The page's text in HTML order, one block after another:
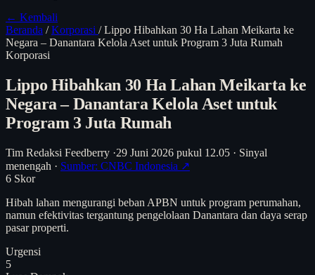
← Kembali
Beranda / Korporasi / Lippo Hibahkan 30 Ha Lahan Meikarta ke
Negara – Danantara Kelola Aset untuk Program 3 Juta Rumah
Korporasi
Lippo Hibahkan 30 Ha Lahan Meikarta ke
Negara – Danantara Kelola Aset untuk
Program 3 Juta Rumah
Tim Redaksi Feedberry ·29 Juni 2026 pukul 12.05 · Sinyal
menengah · Sumber: CNBC Indonesia ↗
6 Skor
Hibah lahan mengurangi beban APBN untuk program perumahan,
namun efektivitas tergantung pengelolaan Danantara dan daya serap
pasar properti.
Urgensi
5